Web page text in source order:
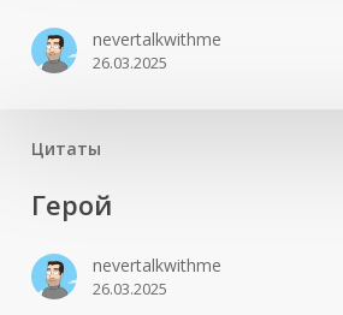
nevertalkwithme
26.03.2025
Цитаты
Герой
nevertalkwithme
26.03.2025